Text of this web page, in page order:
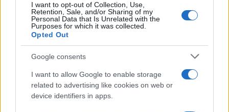
I want to opt-out of Collection, Use,
Retention, Sale, and/or Sharing of my
Personal Data that Is Unrelated with the
Purposes for which it was collected.
Opted Out
Google consents
I want to allow Google to enable storage
related to advertising like cookies on web or
device identifiers in apps.
I nostri cari
I nostri cari